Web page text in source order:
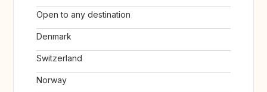
Open to any destination
Denmark
Switzerland
Norway